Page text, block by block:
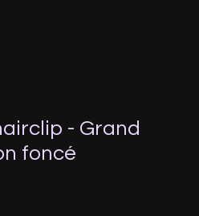
- Grand
foncé